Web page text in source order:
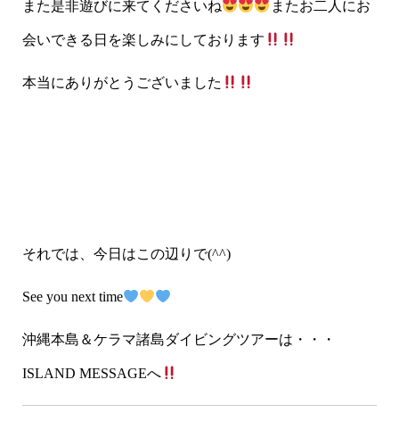
また是非遊びに来てくださいね またお二人にお
会いできる日を楽しみにしております
本当にありがとうございました
それでは、今日はこの辺りで(^^)
See you next time
沖縄本島＆ケラマ諸島ダイビングツアーは・・・
ISLAND MESSAGEへ